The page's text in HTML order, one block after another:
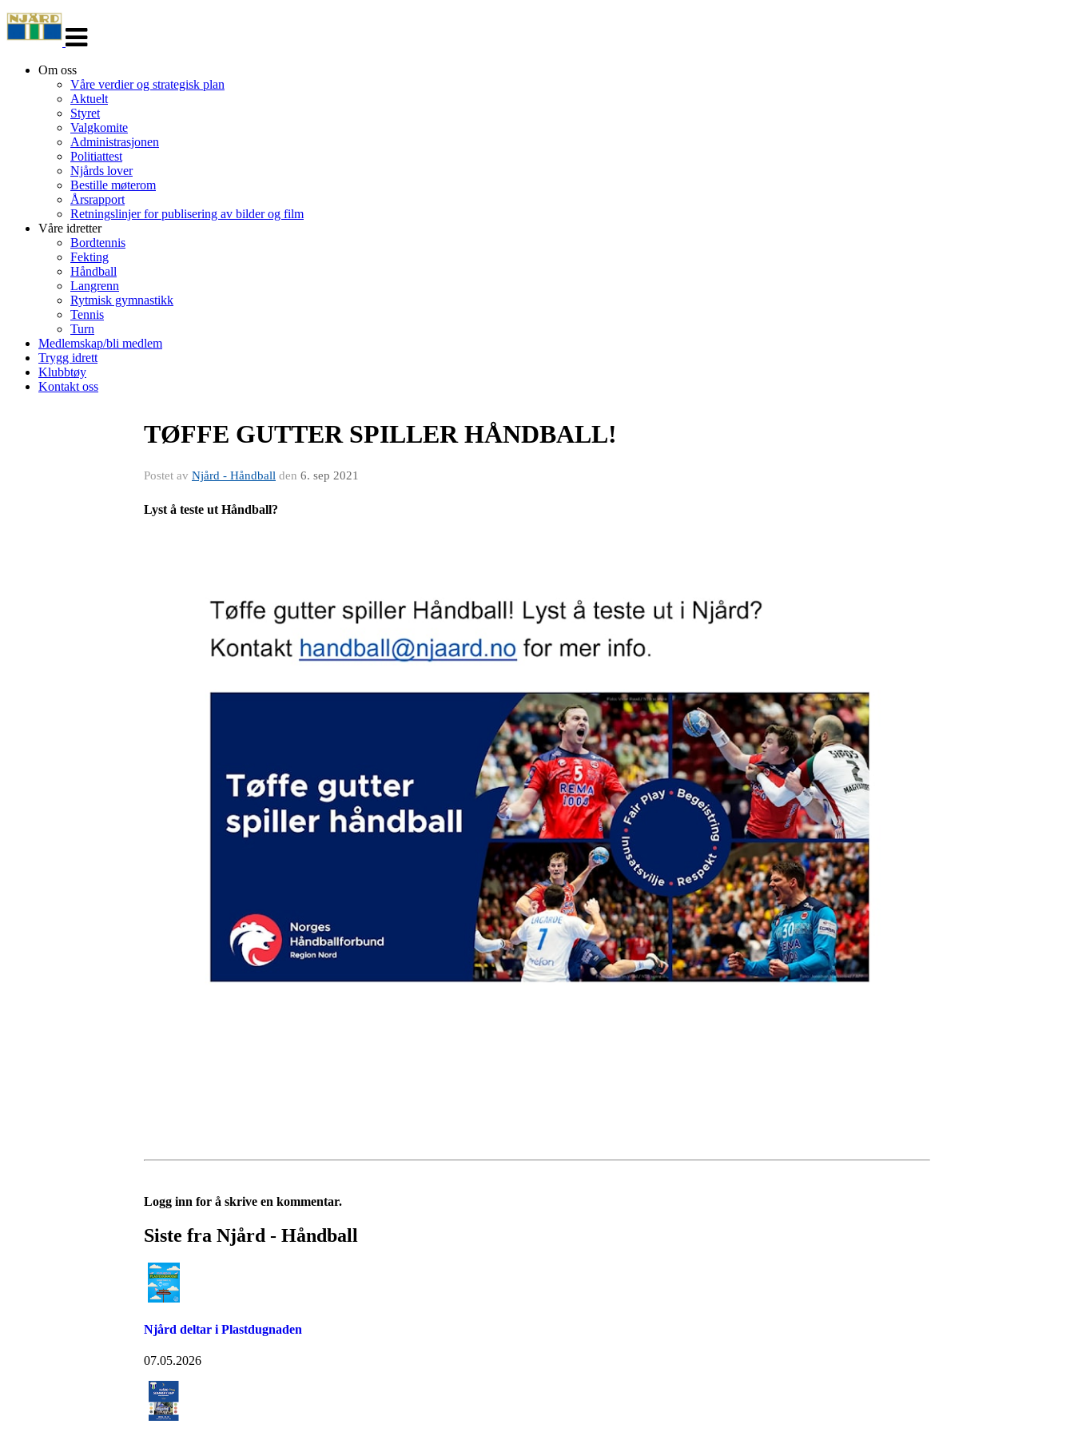
navigasjon
Om oss
Våre verdier og strategisk plan
Aktuelt
Styret
Valgkomite
Administrasjonen
Politiattest
Njårds lover
Bestille møterom
Årsrapport
Retningslinjer for publisering av bilder og film
Våre idretter
Bordtennis
Fekting
Håndball
Langrenn
Rytmisk gymnastikk
Tennis
Turn
Medlemskap/bli medlem
Trygg idrett
Klubbtøy
Kontakt oss
TØFFE GUTTER SPILLER HÅNDBALL!
Postet av Njård - Håndball den 6. sep 2021
Lyst å teste ut Håndball?
Logg inn for å skrive en kommentar.
Siste fra Njård - Håndball
Njård deltar i Plastdugnaden
07.05.2026